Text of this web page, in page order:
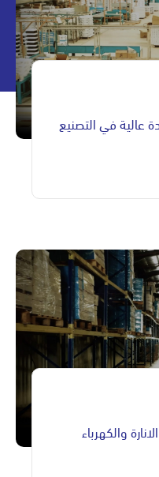
عالية في التصنيع
والكهرباء